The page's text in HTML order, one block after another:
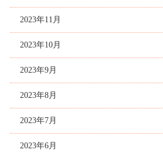
2023年11月
2023年10月
2023年9月
2023年8月
2023年7月
2023年6月